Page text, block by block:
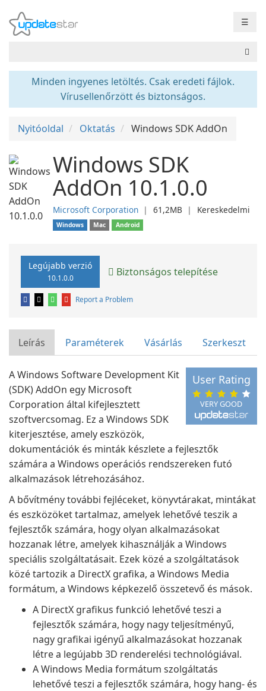
☰
Minden ingyenes letöltés. Csak eredeti fájlok.
Vírusellenőrzött és biztonságos.
Nyitóoldal Oktatás Windows SDK AddOn
Windows SDK
AddOn 10.1.0.0
Microsoft Corporation ❘ 61,2MB ❘ Kereskedelmi
Windows Mac Android
Legújabb verzió
10.1.0.0 Biztonságos telepítése
Report a Problem
Leírás Paraméterek Vásárlás Szerkeszt
VERY GOOD
User Rating
A Windows Software Development Kit
(SDK) AddOn egy Microsoft
Corporation által kifejlesztett
szoftvercsomag. Ez a Windows SDK
kiterjesztése, amely eszközök,
dokumentációk és minták készlete a fejlesztők
számára a Windows operációs rendszereken futó
alkalmazások létrehozásához.
A bővítmény további fejléceket, könyvtárakat, mintákat
és eszközöket tartalmaz, amelyek lehetővé teszik a
fejlesztők számára, hogy olyan alkalmazásokat
hozzanak létre, amelyek kihasználják a Windows
speciális szolgáltatásait. Ezek közé a szolgáltatások
közé tartozik a DirectX grafika, a Windows Media
formátum, a Windows képkezelő összetevő és mások.
A DirectX grafikus funkció lehetővé teszi a
fejlesztők számára, hogy nagy teljesítményű,
nagy grafikai igényű alkalmazásokat hozzanak
létre a legújabb 3D renderelési technológiával.
A Windows Media formátum szolgáltatás
lehetővé teszi a fejlesztők számára, hogy hang- és